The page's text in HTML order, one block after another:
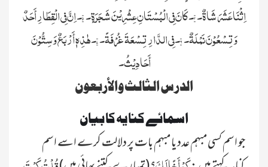
اِثْنَا عَشَرَ شَاۃٌ۔ ۴۔کَانَ فِي الْبُسْتَانِ عِشْرِیْنَ شَجَرَۃٍ۔ ۵۔اِنَّ فِي الْقِطَارِ أَحَدٌ
وَتِسْعُوْنَ نَمْلَۃٌ۔ ۶۔فِي الدَّارِ تِسْعَۃَ غُرْفَۃً۔ ۷۔ہٰذِہٖ أَرْبَعٌ وَسِتُّوْنَ
أَحَادِیْثُ۔
الدرس الثالث والأربعون
اسمائے کنایہ کا بیان
جو اسم کسی مبہم عدد یا مبہم بات پر دلالت کرے اسے اسم